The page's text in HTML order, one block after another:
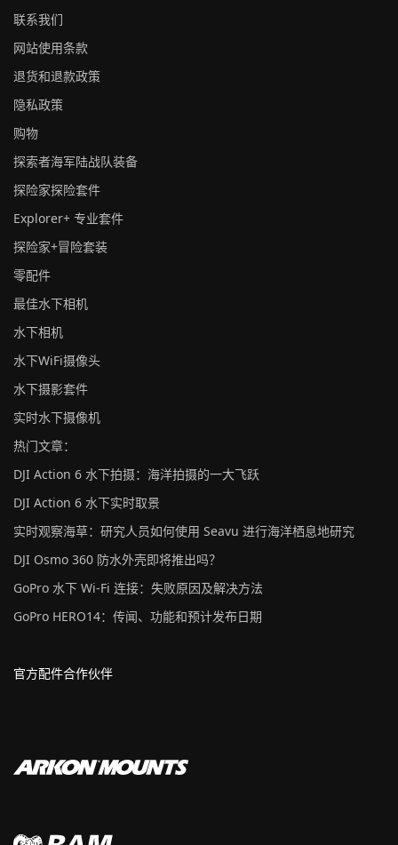
联系我们
网站使用条款
退货和退款政策
隐私政策
购物
探索者海军陆战队装备
探险家探险套件
Explorer+ 专业套件
探险家+冒险套装
零配件
最佳水下相机
水下相机
水下WiFi摄像头
水下摄影套件
实时水下摄像机
热门文章：
DJI Action 6 水下拍摄：海洋拍摄的一大飞跃
DJI Action 6 水下实时取景
实时观察海草：研究人员如何使用 Seavu 进行海洋栖息地研究
DJI Osmo 360 防水外壳即将推出吗？
GoPro 水下 Wi-Fi 连接：失败原因及解决方法
GoPro HERO14：传闻、功能和预计发布日期
官方配件合作伙伴